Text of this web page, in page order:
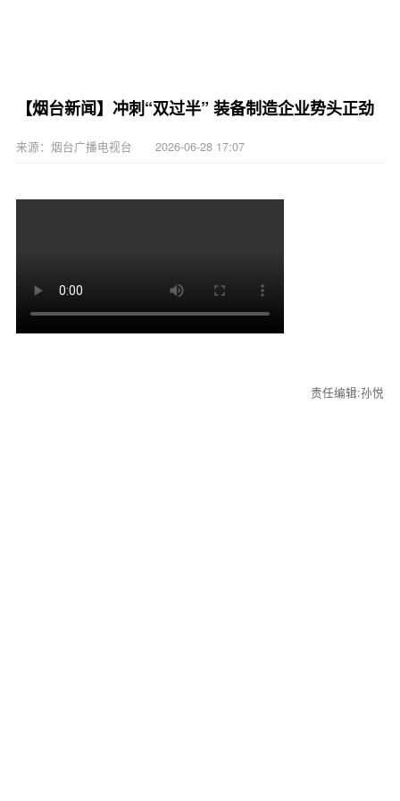
【烟台新闻】冲刺“双过半” 装备制造企业势头正劲
来源：烟台广播电视台 2026-06-28 17:07
责任编辑:孙悦